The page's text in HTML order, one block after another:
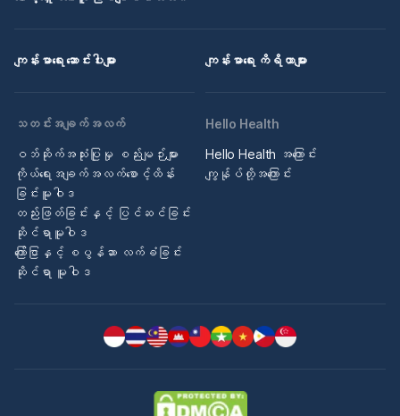
ကျန်းမာရေး ဆောင်းပါးများ ကျန်းမာရေး ကိရိယာများ
သတင်းအချက်အလက်
ဝဘ်ဆိုက်အသုံးပြုမှု စည်းမျဉ်းများ
ကိုယ်ရေးအချက်အလက်စောင့်ထိန်း
ခြင်းမူဝါဒ
တည်းဖြတ်ခြင်းနှင့် ပြင်ဆင်ခြင်း
ဆိုင်ရာမူဝါဒ
ကြော်ငြာနှင့် စပွန်ဆာ လက်ခံခြင်း
ဆိုင်ရာ မူဝါဒ
Hello Health
Hello Health အကြောင်း
ကျွန်ုပ်တို့အကြောင်း